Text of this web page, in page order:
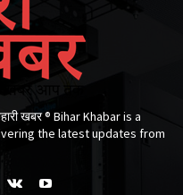
खबर ®​ Bihar Khabar is a
the latest updates from